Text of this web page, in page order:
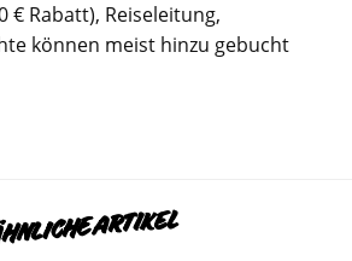
€ Rabatt), Reiseleitung,
können meist hinzu gebucht
ARTIKEL